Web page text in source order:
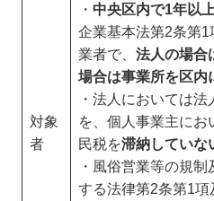
対象
者
・ 中央区内で1年以
企業基本法第2条第
業者で、 法人の場合
場合は事業所を区内
・法人においては
を、個人事業主にお
民税を滞納していな
・風俗営業等の規
する法律第2条第1項